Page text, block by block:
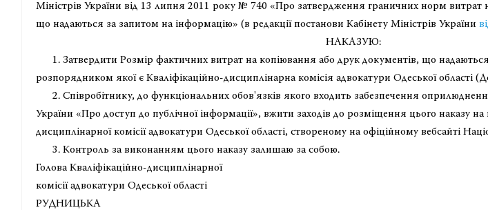
Міністрів України від 13 липня 2011 року № 740 «Про затвердження граничних норм витрат
що надаються за запитом на інформацію» (в редакції постанови Кабінету Міністрів України
НАКАЗУЮ:
1. Затвердити Розмір фактичних витрат на копіювання або друк документів, що
розпорядником якої є Кваліфікаційно-дисциплінарна комісія адвокатури Одеської області
2. Співробітнику, до функціональних обов'язків якого входить забезпечення
України «Про доступ до публічної інформації», вжити заходів до розміщення цього наказу на
дисциплінарної комісії адвокатури Одеської області, створеному на офіційному вебсайті
3. Контроль за виконанням цього наказу залишаю за собою.
Голова Кваліфікаційно-дисциплінарної
комісії адвокатури Одеської
РУДНИЦЬКА